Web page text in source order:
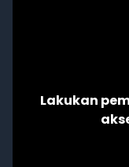
Lakukan